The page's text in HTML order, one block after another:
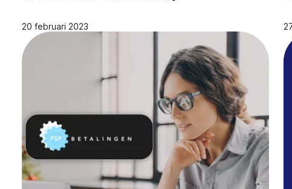
20 februari 2023